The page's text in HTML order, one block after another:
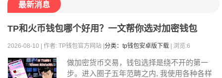
最新消息
TP和火币钱包哪个好用？一文帮你选对加密钱包
2026-08-10 | 作者: TP钱包官方网站 | 分类：tp钱包安卓版下载 | 浏览:6
做加密货币交易，钱包选择是绕不开的第一
步。进入圈子五年范畴之内, 我使用各种各样